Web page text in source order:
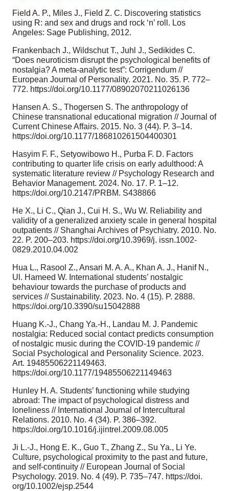
Field A. P., Miles J., Field Z. C. Discovering statistics
using R: and sex and drugs and rock ‘n’ roll. Los
Angeles: Sage Publishing, 2012.
Frankenbach J., Wildschut T., Juhl J., Sedikides C.
“Does neuroticism disrupt the psychological benefits of
nostalgia? A meta-analytic test”: Corrigendum //
European Journal of Personality. 2021. No. 35. P. 772–
772. https://doi.org/10.1177/08902070211026136
Hansen A. S., Thogersen S. The anthropology of
Chinese transnational educational migration // Journal of
Current Chinese Affairs. 2015. No. 3 (44). P. 3–14.
https://doi.org/10.1177/186810261504400301
Hasyim F. F., Setyowibowo H., Purba F. D. Factors
contributing to quarter life crisis on early adulthood: A
systematic literature review // Psychology Research and
Behavior Management. 2024. No. 17. P. 1–12.
https://doi.org/10.2147/PRBM. S438866
He X., Li C., Qian J., Cui H. S., Wu W. Reliability and
validity of a generalized anxiety scale in general hospital
outpatients // Shanghai Archives of Psychiatry. 2010. No.
22. P. 200–203. https://doi.org/10.3969/j. issn.1002-
0829.2010.04.002
Hua L., Rasool Z., Ansari M. A. A., Khan A. J., Hanif N.,
Ul. Hameed W. International students’ nostalgic
behaviour towards the purchase of products and
services // Sustainability. 2023. No. 4 (15). P. 2888.
https://doi.org/10.3390/su15042888
Huang K.-J., Chang Ya.-H., Landau M. J. Pandemic
nostalgia: Reduced social contact predicts consumption
of nostalgic music during the COVID-19 pandemic //
Social Psychological and Personality Science. 2023.
Art. 19485506221149463.
https://doi.org/10.1177/19485506221149463
Hunley H. A. Students’ functioning while studying
abroad: The impact of psychological distress and
loneliness // International Journal of Intercultural
Relations. 2010. No. 4 (34). P. 386–392.
https://doi.org/10.1016/j.ijintrel.2009.08.005
Ji L.-J., Hong E. K., Guo T., Zhang Z., Su Ya., Li Ye.
Culture, psychological proximity to the past and future,
and self-continuity // European Journal of Social
Psychology. 2019. No. 4 (49). P. 735–747. https://doi.
org/10.1002/ejsp.2544